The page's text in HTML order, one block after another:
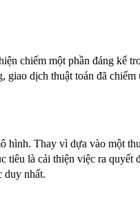
chiếm một phần đáng kể
giao dịch thuật toán đã chiếm
hình. Thay vì dựa vào một
tiêu là cải thiện việc ra quyết
duy nhất.